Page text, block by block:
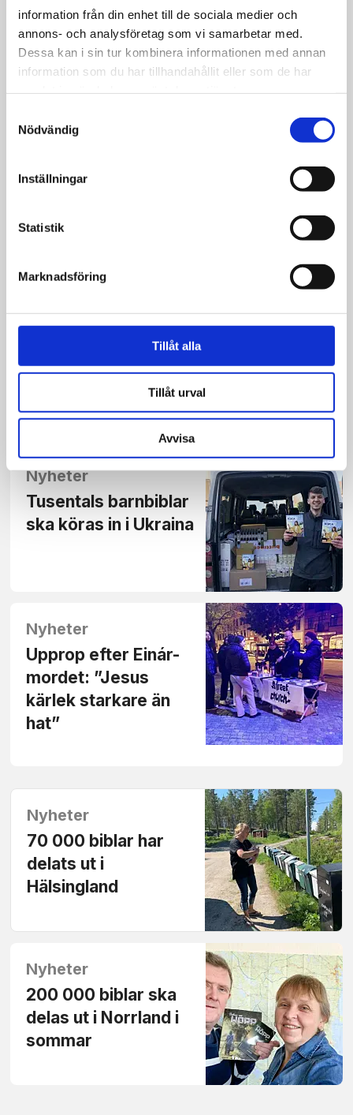
information från din enhet till de sociala medier och
annons- och analysföretag som vi samarbetar med.
Dessa kan i sin tur kombinera informationen med annan
information som du har tillhandahållit eller som de har
Nödvändig
Inställningar
Statistik
Marknadsföring
Tillåt alla
Tillåt urval
Avvisa
Nyheter
Tiotusentals biblar har nu
nått värmländska brevlådor
Nyheter
nära att fastna i
Nyheter
Bibelutdelning till
Norrlands hushåll
har nu gått i mål
Nyheter
Tusentals barnbiblar
ska köras in i Ukraina
Nyheter
Upprop efter Einár-
mordet: ”Jesus
kärlek starkare än
hat”
Nyheter
70 000 biblar har
delats ut i
Hälsingland
Nyheter
200 000 biblar ska
delas ut i Norrland i
sommar